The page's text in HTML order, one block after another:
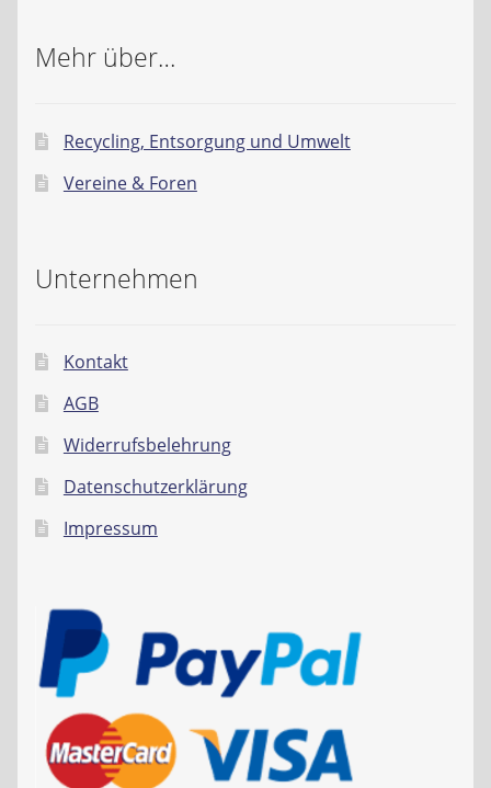
Mehr über…
Recycling, Entsorgung und Umwelt
Vereine & Foren
Unternehmen
Kontakt
AGB
Widerrufsbelehrung
Datenschutzerklärung
Impressum